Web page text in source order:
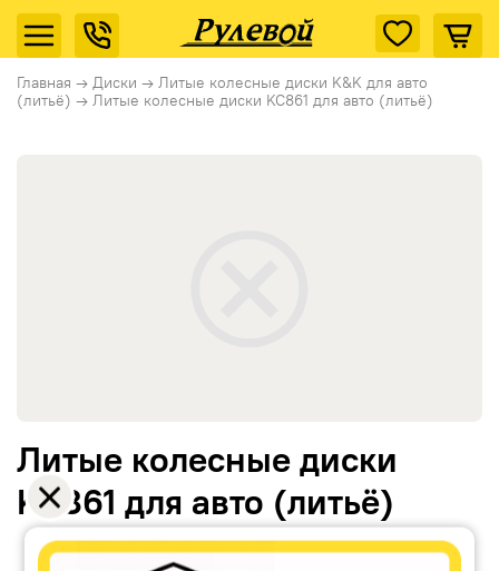
Главная → Диски → Литые колесные диски K&K для авто
(литьё) → Литые колесные диски KC861 для авто (литьё)
Литые колесные диски
KC861 для авто (литьё)